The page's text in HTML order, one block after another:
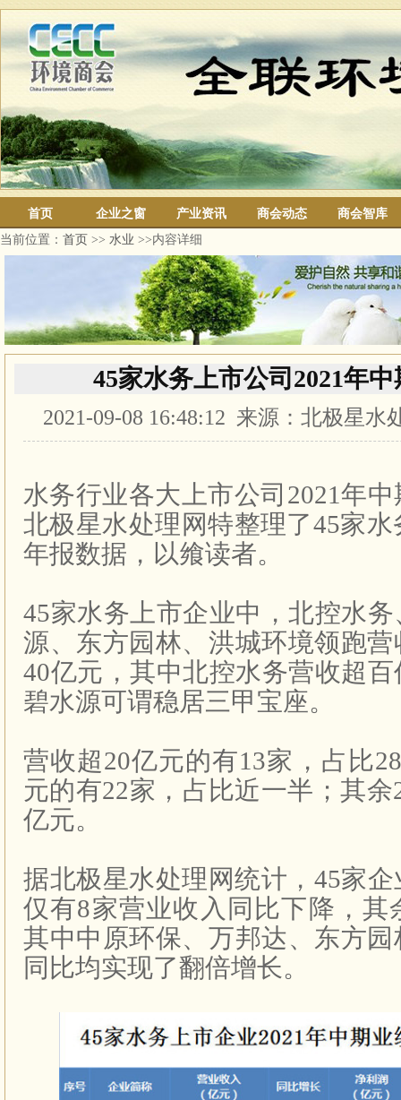
首页 企业之窗 产业资讯 商会动态
商会智库
当前位置： 首页 >> 水业 >>内容详细
45家水务上市公司2021年
2021-09-08 16:48:12 来源：北极星水
水务行业各大上市公司 2021年中
北极星水处理网特整理了45家水
年报数据，以飨读者。
45家水务上市企业中，北控水
源、东方园林、洪城环境领跑
40亿元，其中北控水务营收超
碧水源可谓稳居三甲宝座。
营收超20亿元的有13家，占比
元的有22家，占比近一半；其余
亿元。
据北极星水处理网统计， 45家企
仅有8家营业收入同比下降，其
其中中原环保、万邦达、东方
同比均实现了翻倍增长。